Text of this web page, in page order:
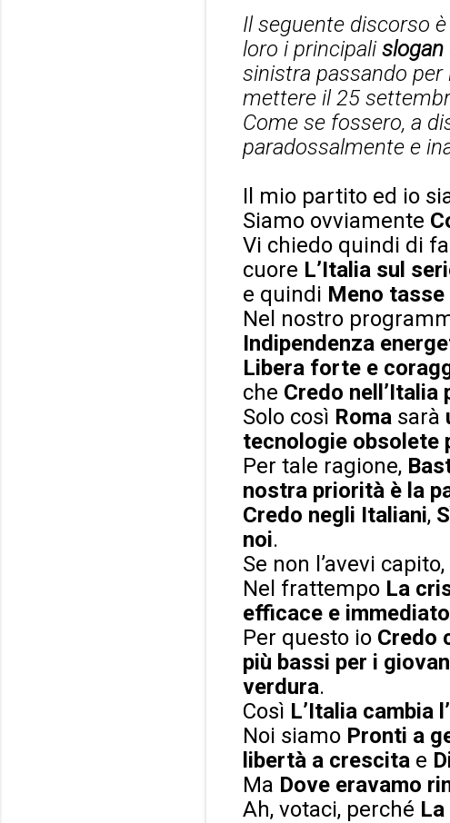
Il seguente discorso
loro i principalislogan
sinistra passando
mettere il 25
Come se fossero, a
paradossalmente e
Il mio partito ed io
Siamo ovviamente
Vi chiedo quindi di
cuore L’Italia sul
e quindi Meno
Nel nostro
Indipendenza
Libera forte e
che Credo
Solo così Roma sarà
tecnologie obsolete
Per tale ragione,
nostra priorità è la
Credo negli Italiani,
noi.
Se non l’avevi
Nel frattempo La
efficace e immediato
Per questo io Credo
più bassi per i
verdura.
Così L’Italia cambia
Noi siamo Pronti a
libertà a crescita e
Ma Dove eravamo
Ah, votaci, perché